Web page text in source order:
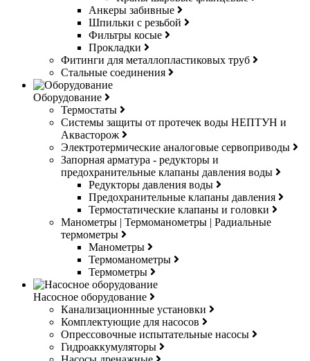
Анкеры забивные
Шпильки с резьбой
Фильтры косые
Прокладки
Фитинги для металлопластиковых труб
Стальные соединения
Оборудование
Термостаты
Системы защиты от протечек воды НЕПТУН и
Аквасторож
Электротермические аналоговые сервоприводы
Запорная арматура - редукторы и
предохранительные клапаны давления воды
Редукторы давления воды
Предохранительные клапаны давления
Термостатические клапаны и головки
Манометры | Термоманометры | Радиальные
термометры
Манометры
Термоманометры
Термометры
Насосное оборудование
Канализационнные установки
Комплектующие для насосов
Опрессовочные испытательные насосы
Гидроаккумуляторы